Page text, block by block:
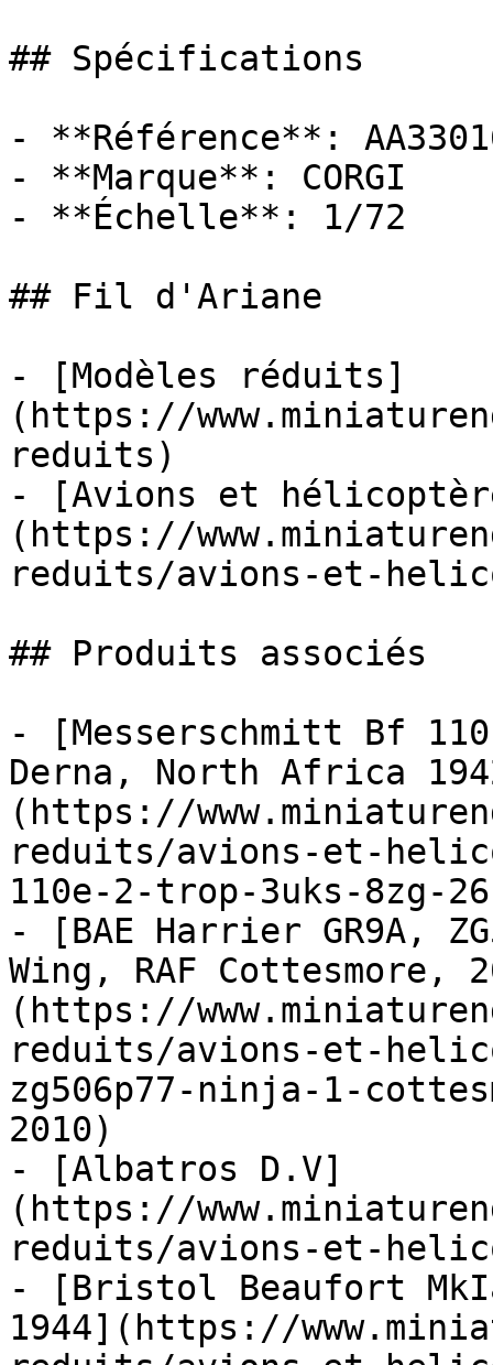
## Spécifications
- **Référence**:
- **Marque**: CORGI
- **Échelle**: 1/72
## Fil d'Ariane
- [Modèles réduits]
(https://
reduits)
- [Avions et
(https://
reduits/avions-et-
## Produits associés
- [Messerschmitt Bf
Derna, North Africa
(https://
reduits/avions-et-
110e-2-trop-3uks-8zg-
- [BAE Harrier GR9A,
Wing, RAF Cottesmore,
(https://
reduits/avions-et-
zg506p77-ninja-1-
2010)
- [Albatros D.V]
(https://
reduits/avions-et-
- [Bristol Beaufort
1944](https://